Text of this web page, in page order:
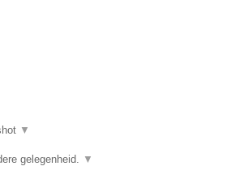
▼
gelegenheid. ▼